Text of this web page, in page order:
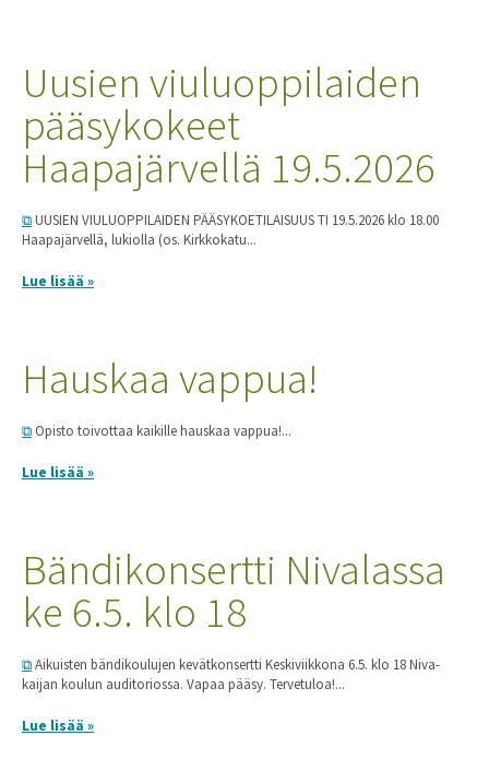
Uusien viuluoppilaiden
pääsykokeet
Haapajärvellä 19.5.2026
UUSIEN VIULUOPPILAIDEN PÄÄSYKOETILAISUUS TI 19.5.2026 klo 18.00
Haapajärvellä, lukiolla (os. Kirkkokatu...
Lue lisää »
Hauskaa vappua!
Opisto toivottaa kaikille hauskaa vappua!...
Lue lisää »
Bändikonsertti Nivalassa
ke 6.5. klo 18
Aikuisten bändikoulujen kevätkonsertti Keskiviikkona 6.5. klo 18 Niva-
kaijan koulun auditoriossa. Vapaa pääsy. Tervetuloa!...
Lue lisää »